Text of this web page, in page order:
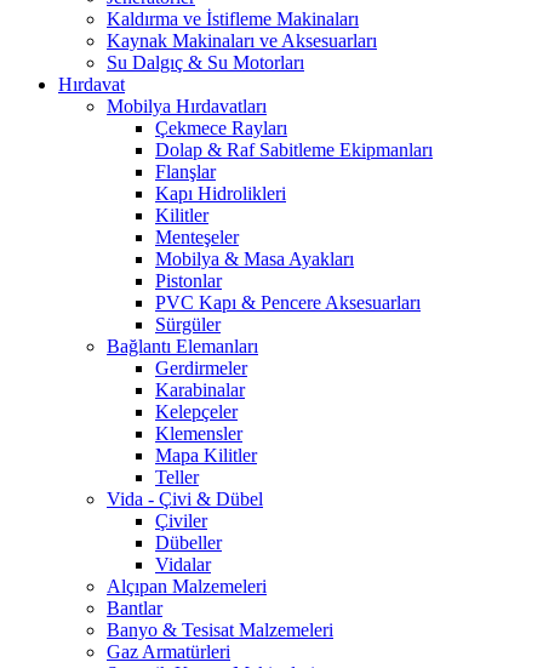
Kaldırma ve İstifleme Makinaları
Kaynak Makinaları ve Aksesuarları
Su Dalgıç & Su Motorları
Hırdavat
Mobilya Hırdavatları
Çekmece Rayları
Dolap & Raf Sabitleme Ekipmanları
Flanşlar
Kapı Hidrolikleri
Kilitler
Menteşeler
Mobilya & Masa Ayakları
Pistonlar
PVC Kapı & Pencere Aksesuarları
Sürgüler
Bağlantı Elemanları
Gerdirmeler
Karabinalar
Kelepçeler
Klemensler
Mapa Kilitler
Teller
Vida - Çivi & Dübel
Çiviler
Dübeller
Vidalar
Alçıpan Malzemeleri
Bantlar
Banyo & Tesisat Malzemeleri
Gaz Armatürleri